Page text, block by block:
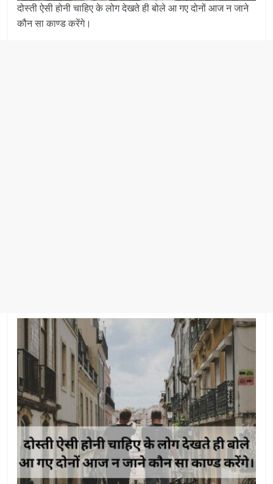
दोस्ती ऐसी होनी चाहिए के लोग देखते ही बोले आ गए दोनों आज न जाने
कौन सा काण्ड करेंगे।